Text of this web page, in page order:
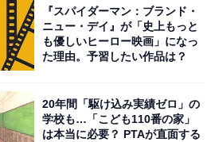
『スパイダーマン：ブランド・
ニュー・デイ』が「史上もっと
も優しいヒーロー映画」になっ
た理由。予習したい作品は？
20年間「駆け込み実績ゼロ」の
学校も…「こども110番の家」
は本当に必要？ PTAが直面する